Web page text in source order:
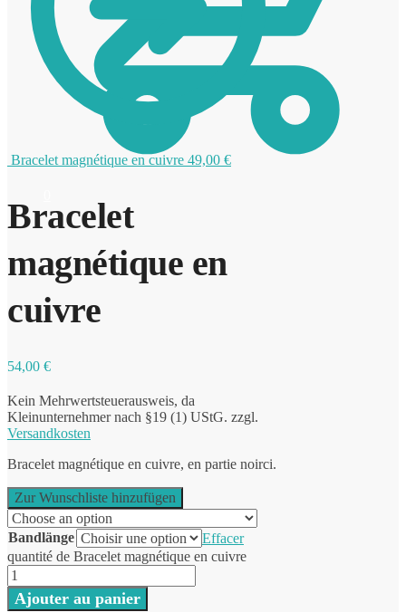
Bracelet magnétique en cuivre 49,00 €
Bracelet
magnétique en
cuivre
54,00 €
Kein Mehrwertsteuerausweis, da
Kleinunternehmer nach §19 (1) UStG. zzgl.
Versandkosten
Bracelet magnétique en cuivre, en partie noirci.
Zur Wunschliste hinzufügen
Bandlänge
Effacer
quantité de Bracelet magnétique en cuivre
Ajouter au panier